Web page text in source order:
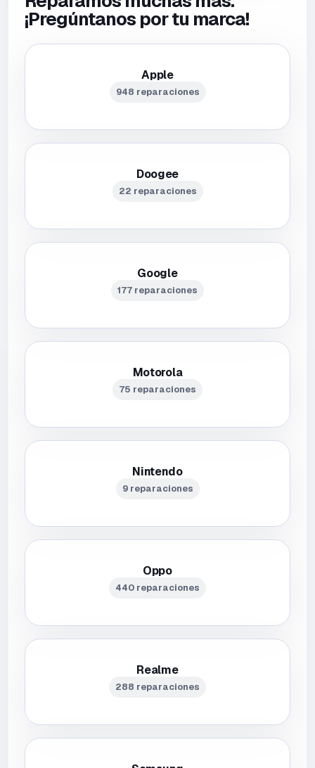
¡Pregúntanos por tu marca!
Apple
948 reparaciones
Doogee
22 reparaciones
Google
177 reparaciones
Motorola
75 reparaciones
Nintendo
9 reparaciones
Oppo
440 reparaciones
Realme
288 reparaciones